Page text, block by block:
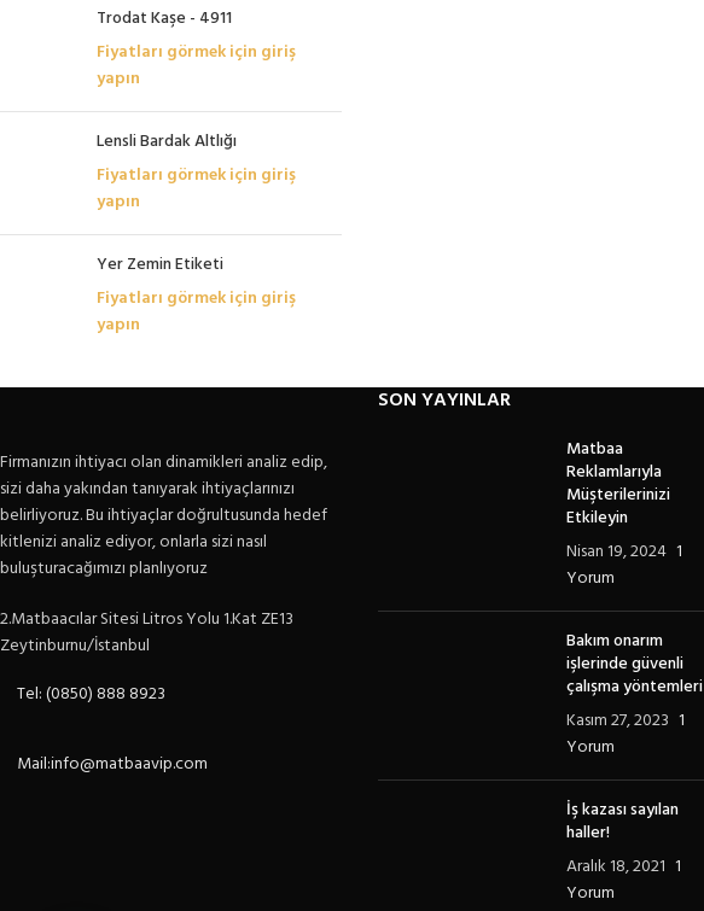
Trodat Kaşe - 4911
Fiyatları görmek için giriş
yapın
Lensli Bardak Altlığı
Fiyatları görmek için giriş
yapın
Yer Zemin Etiketi
Fiyatları görmek için giriş
yapın
Firmanızın ihtiyacı olan dinamikleri analiz edip,
sizi daha yakından tanıyarak ihtiyaçlarınızı
belirliyoruz. Bu ihtiyaçlar doğrultusunda hedef
kitlenizi analiz ediyor, onlarla sizi nasıl
buluşturacağımızı planlıyoruz
2.Matbaacılar Sitesi Litros Yolu 1.Kat ZE13
Zeytinburnu/İstanbul
Tel: (0850) 888 8923
Mail:info@matbaavip.com
SON YAYINLAR
Matbaa
Reklamlarıyla
Müşterilerinizi
Etkileyin
Nisan 19, 2024 1
Yorum
Bakım onarım
işlerinde güvenli
çalışma yöntemleri
Kasım 27, 2023 1
Yorum
İş kazası sayılan
haller!
Aralık 18, 2021 1
Yorum